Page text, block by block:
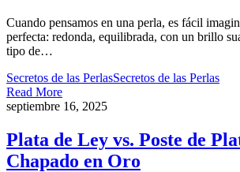
Cuando pensamos en una perla, es fácil
perfecta: redonda, equilibrada, con un brillo
tipo de…
Secretos de las PerlasSecretos de las Perlas
Read More
septiembre 16, 2025
Plata de Ley vs. Poste de
Chapado en Oro